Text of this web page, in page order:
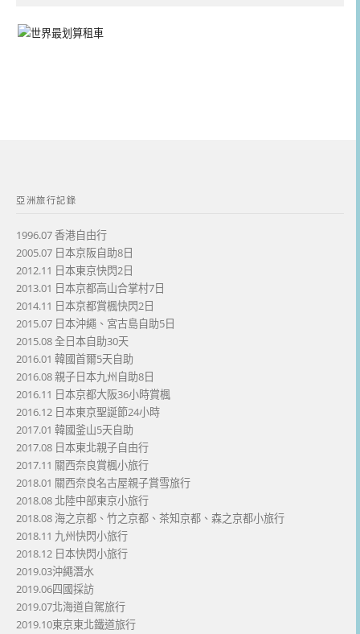
亞洲旅行記錄
1996.07 香港自由行
2005.07 日本京阪自助8日
2012.11 日本東京快閃2日
2013.01 日本京都高山合掌村7日
2014.11 日本京都賞楓快閃2日
2015.07 日本沖繩、宮古島自助5日
2015.08 全日本自助30天
2016.01 韓國首爾5天自助
2016.08 親子日本九州自助8日
2016.11 日本京都大阪36小時賞楓
2016.12 日本東京聖誕節24小時
2017.01 韓國釜山5天自助
2017.08 日本東北親子自由行
2017.11 關西奈良賞楓小旅行
2018.01 關西奈良名古屋親子賞雪旅行
2018.08 北陸中部東京小旅行
2018.08 海之京都、竹之京都、茶知京都、森之京都小旅行
2018.11 九州快閃小旅行
2018.12 日本快閃小旅行
2019.03沖繩潛水
2019.06四國採訪
2019.07北海道自駕旅行
2019.10東京東北鐵道旅行